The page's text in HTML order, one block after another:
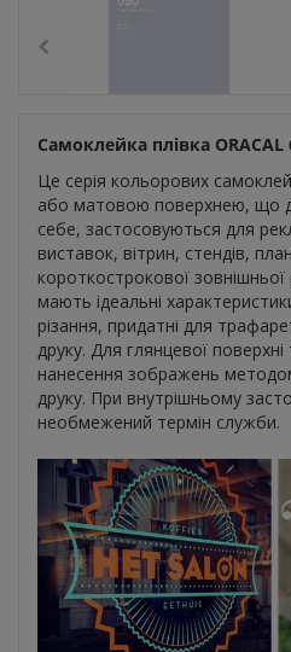
Самоклейка плівка ORACAL
Це серія кольорових
або матовою поверхнею, що
себе, застосовуються для
виставок, вітрин, стендів,
короткострокової зовнішньої
мають ідеальні
різання, придатні для
друку. Для глянцевої
нанесення зображень
друку. При внутрішньому
необмежений термін служби.